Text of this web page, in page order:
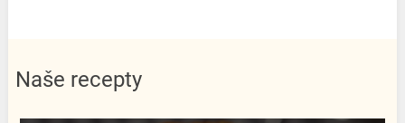
Naše recepty